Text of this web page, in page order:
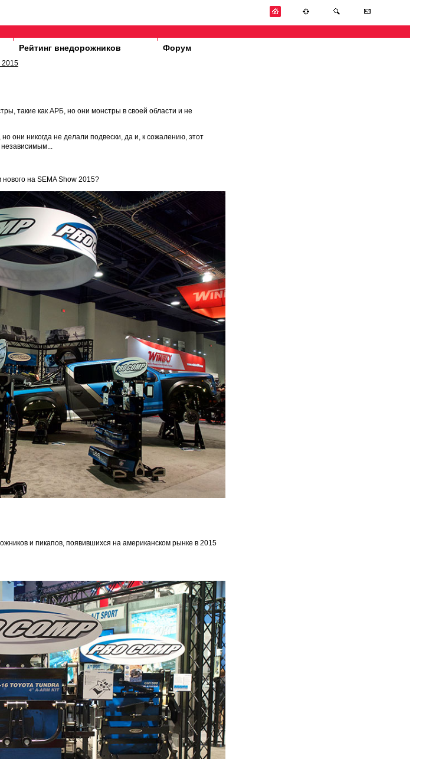
Рейтинг внедорожников Форум
2015
такие как АРБ, но они монстры в своей области и не
они никогда не делали подвески, да и, к сожалению, этот
на SEMA Show 2015?
и пикапов, появившихся на американском рынке в 2015